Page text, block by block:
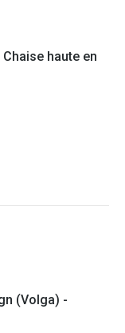
haute en
(Volga) -